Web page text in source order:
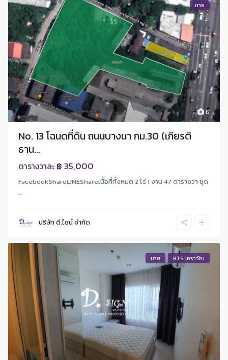
6
ขาย
No. 13 โฉนดที่ดิน ถนนบางนา กม.30 (เกียรติ
ธาน...
ตารางวาละ ฿ 35,000
FacebookShareLINEShareเนื้อที่ทั้งหมด 2 ไร่ 1 งาน 47 ตารางวา ชุด
...
บริษัท ดี.ไซน์ จํากัด
ขาย BTS เอราวัณ